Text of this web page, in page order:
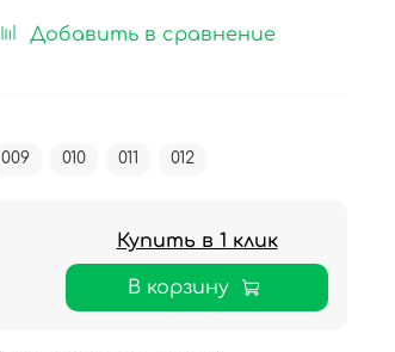
Добавить в сравнение
009 010 011 012
Купить в 1 клик
В корзину